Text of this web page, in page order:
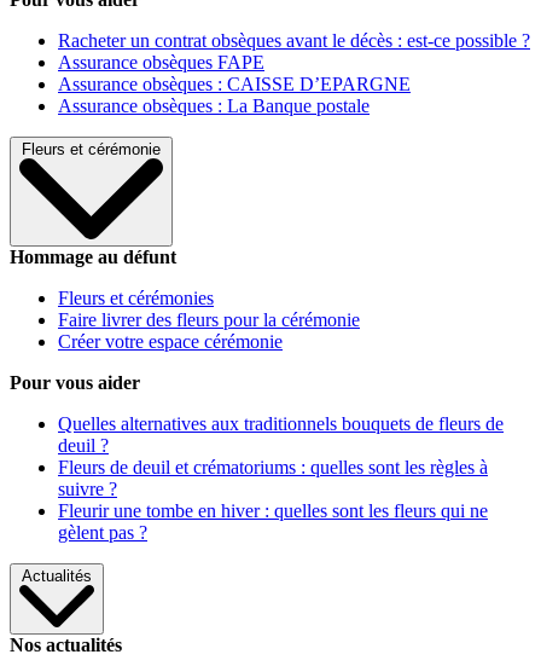
Racheter un contrat obsèques avant le décès : est-ce possible ?
Assurance obsèques FAPE
Assurance obsèques : CAISSE D’EPARGNE
Assurance obsèques : La Banque postale
Fleurs et cérémonie
Hommage au défunt
Fleurs et cérémonies
Faire livrer des fleurs pour la cérémonie
Créer votre espace cérémonie
Pour vous aider
Quelles alternatives aux traditionnels bouquets de fleurs de
deuil ?
Fleurs de deuil et crématoriums : quelles sont les règles à
suivre ?
Fleurir une tombe en hiver : quelles sont les fleurs qui ne
gèlent pas ?
Actualités
Nos actualités